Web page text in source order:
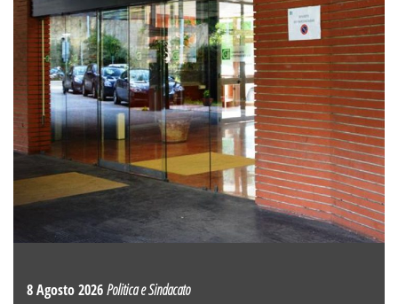
8 Agosto 2026Politica e Sindacato